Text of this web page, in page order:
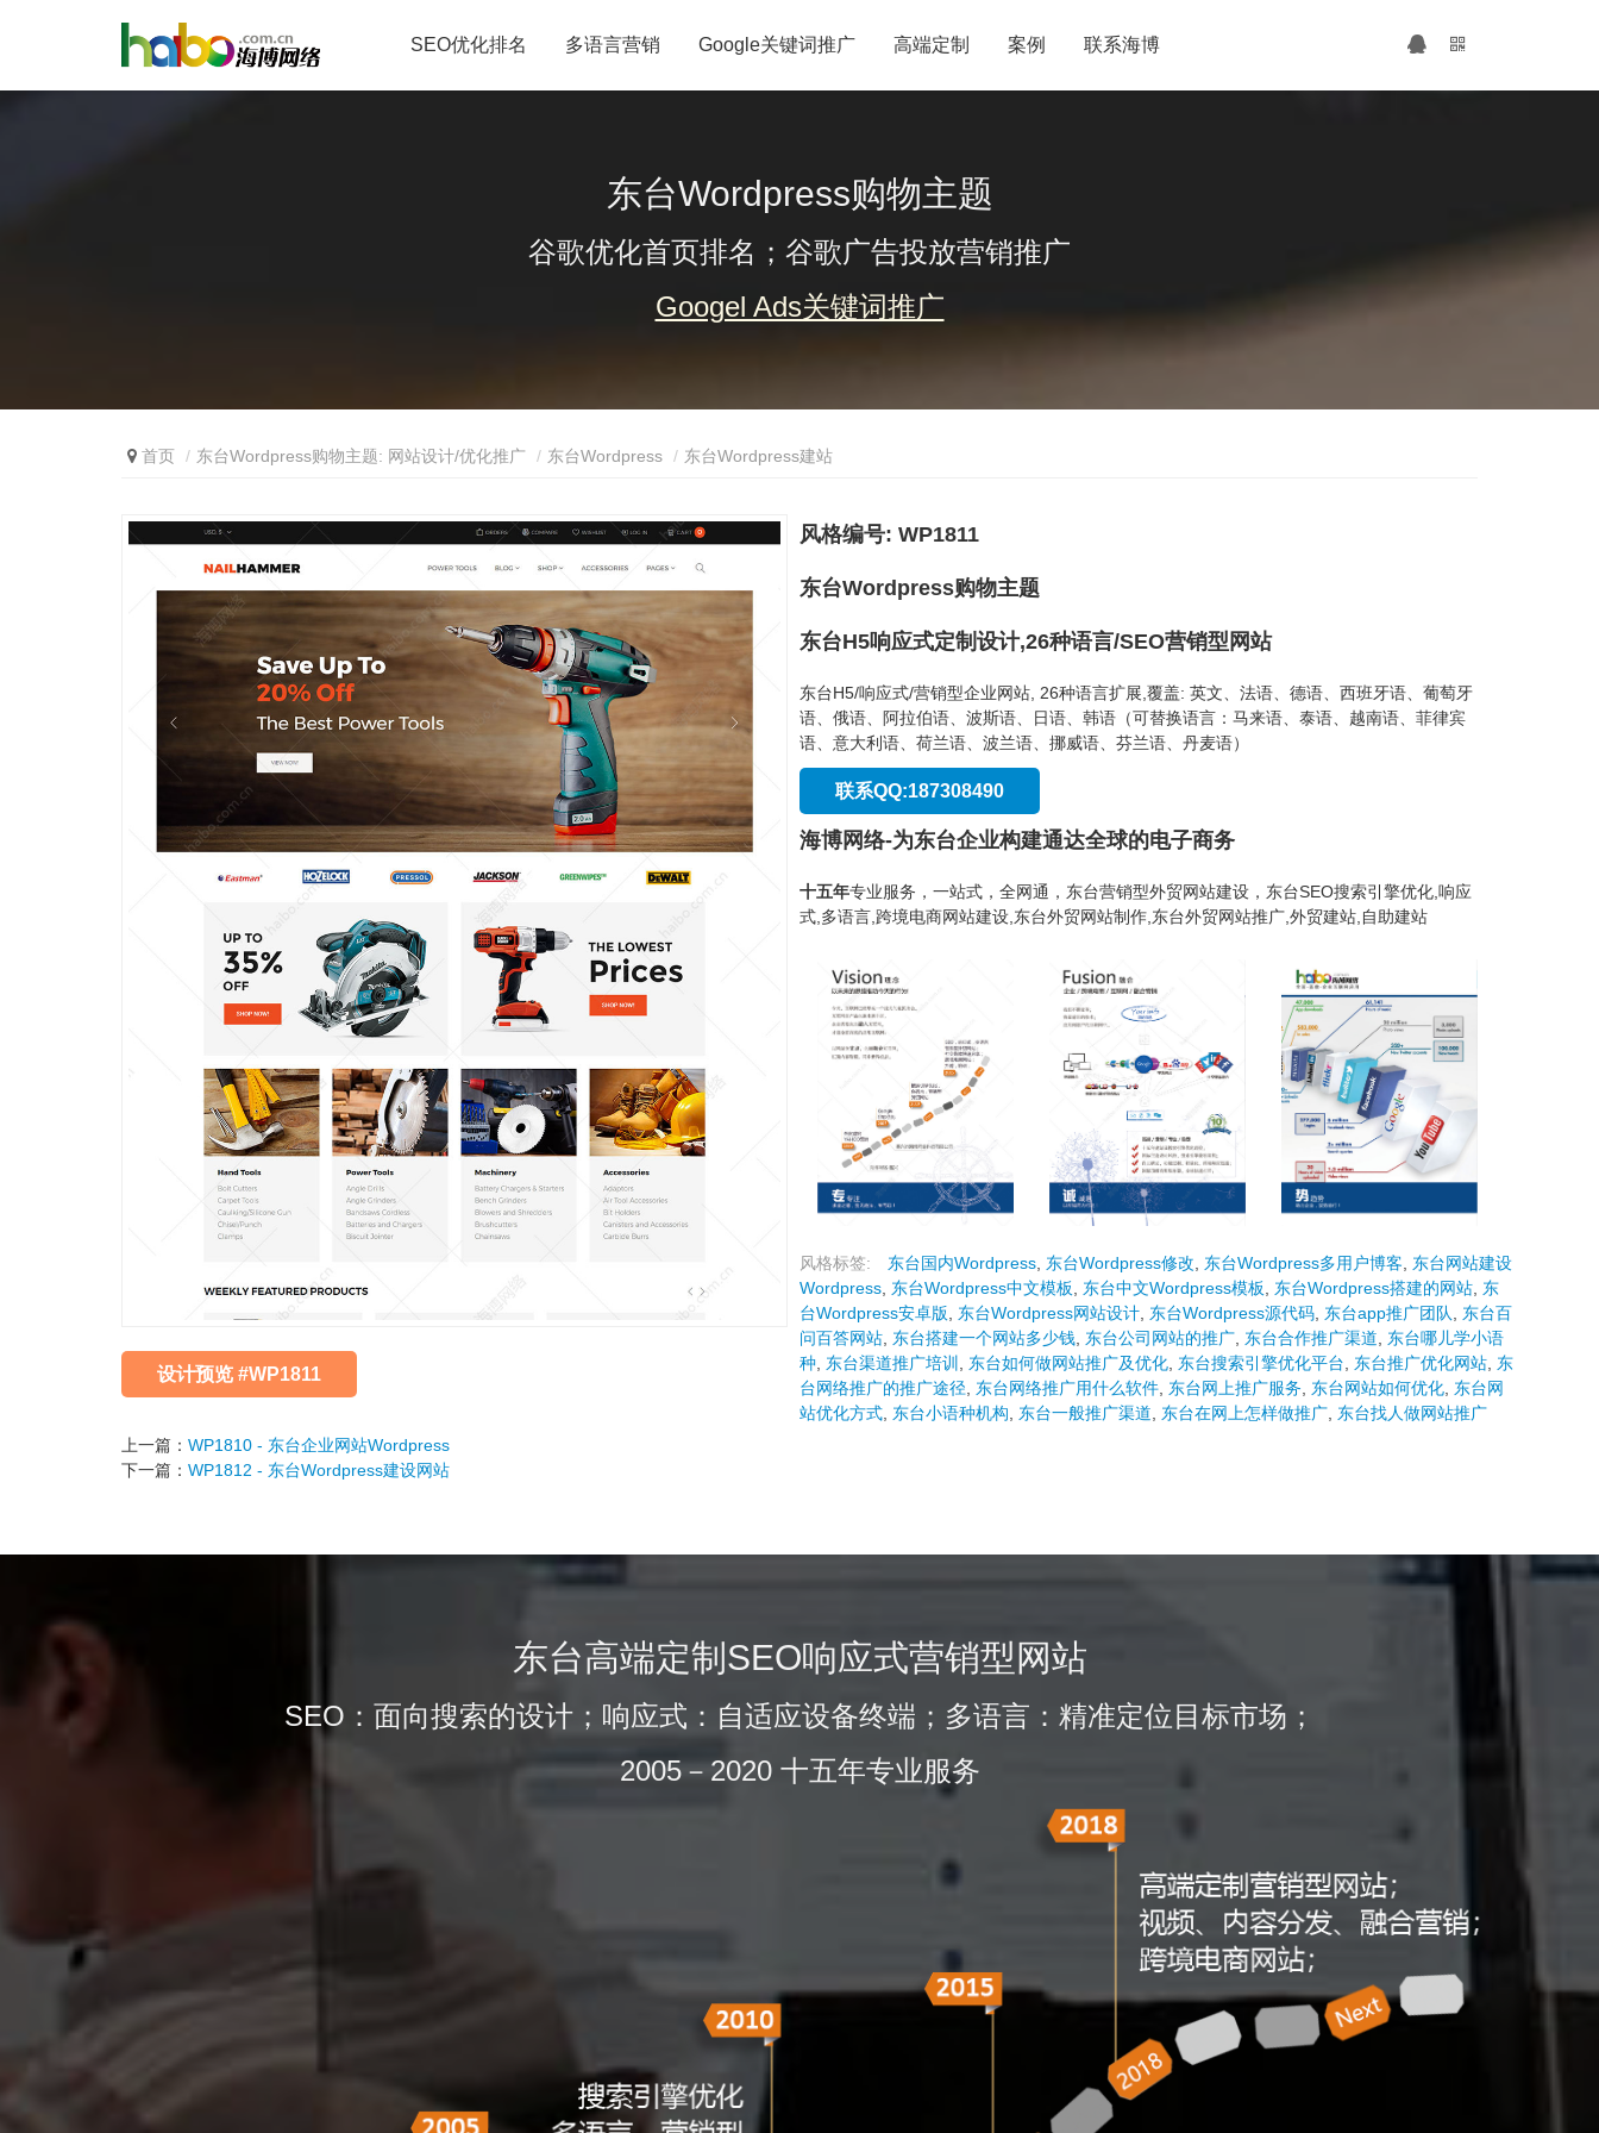
SEO优化排名 多语言营销 Google关键词推广 高端定制 案例 联系海博
东台Wordpress购物主题
谷歌优化首页排名；谷歌广告投放营销推广
Googel Ads关键词推广
首页 东台Wordpress购物主题: 网站设计/优化推广 东台Wordpress 东台Wordpress建站
设计预览 #WP1811
风格编号: WP1811
东台Wordpress购物主题
东台H5响应式定制设计,26种语言/SEO营销型网站
东台H5/响应式/营销型企业网站, 26种语言扩展,覆盖: 英文、法语、德语、西班牙语、葡萄牙
语、俄语、阿拉伯语、波斯语、日语、韩语（可替换语言：马来语、泰语、越南语、菲律宾
语、意大利语、荷兰语、波兰语、挪威语、芬兰语、丹麦语）
联系QQ:187308490
海博网络-为东台企业构建通达全球的电子商务
十五年专业服务，一站式，全网通，东台营销型外贸网站建设，东台SEO搜索引擎优化,响应
式,多语言,跨境电商网站建设,东台外贸网站制作,东台外贸网站推广,外贸建站,自助建站
风格标签: 东台国内Wordpress 东台Wordpress修改 东台Wordpress多用户博客
东台网站建设
Wordpress 东台Wordpress中文模板 东台中文Wordpress模板 东台Wordpress搭建的网站 东
台Wordpress安卓版
东台Wordpress网站设计 东台Wordpress源代码 东台app推广团队
东台百
问百答网站 东台搭建一个网站多少钱 东台公司网站的推广 东台合作推广渠道
东台哪儿学小语
种 东台渠道推广培训 东台如何做网站推广及优化 东台搜索引擎优化平台 东台推广优化网站 东
台网络推广的推广途径
东台网络推广用什么软件 东台网上推广服务 东台网站如何优化 东台网
站优化方式 东台小语种机构 东台一般推广渠道 东台在网上怎样做推广 东台找人做网站推广
上一篇： WP1810 - 东台企业网站Wordpress
下一篇： WP1812 - 东台Wordpress建设网站
东台高端定制SEO响应式营销型网站
SEO：面向搜索的设计；响应式：自适应设备终端；多语言：精准定位目标市场；
2005－2020 十五年专业服务